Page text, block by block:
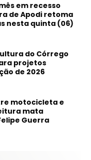
em recesso
de Apodi retoma
nesta quinta (06)
do Córrego
projetos
de 2026
motocicleta e
mata
Guerra